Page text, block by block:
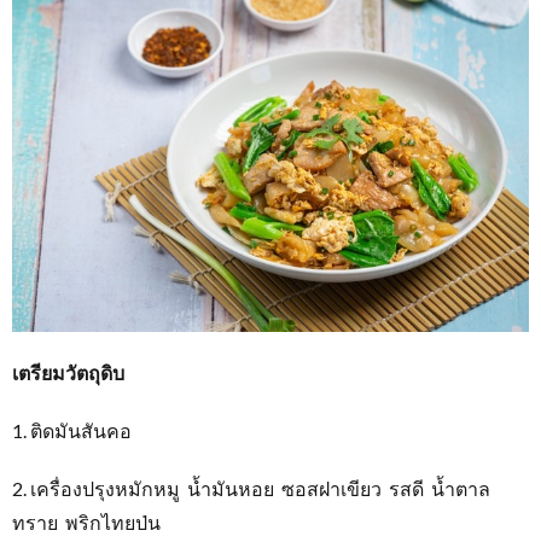
เตรียมวัตถุดิบ
1. ติดมันสันคอ
2. เครื่องปรุงหมักหมู น้ำมันหอย ซอสฝาเขียว รสดี น้ำตาล
ทราย พริกไทยป่น